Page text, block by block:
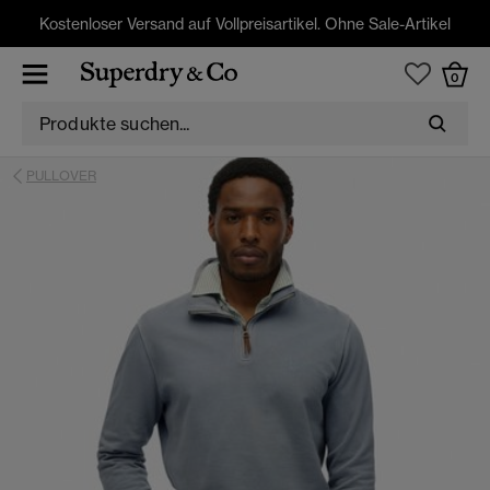
Kostenloser Versand auf Vollpreisartikel. Ohne Sale-Artikel
0
PULLOVER